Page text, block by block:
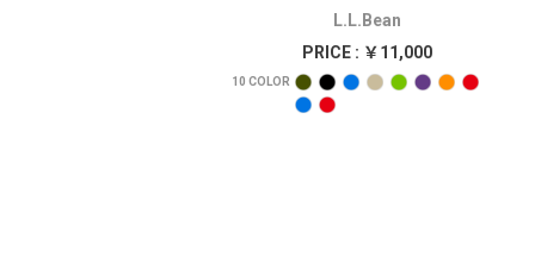
L.L.Bean
PRICE : ￥11,000
10 COLOR